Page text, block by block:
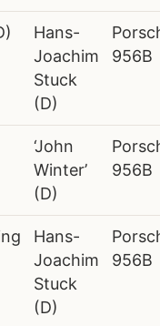
Hans-
Joachim
Stuck
(D)
956B
‘John
Winter’
(D)
956B
Hans-
Joachim
Stuck
(D)
956B